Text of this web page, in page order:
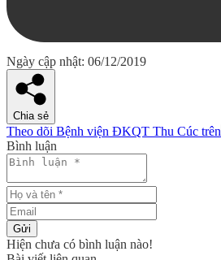
Ngày cập nhật: 06/12/2019
Chia sẻ
Theo dõi Bệnh viện ĐKQT Thu Cúc trên
Bình luận
Gửi
Hiện chưa có bình luận nào!